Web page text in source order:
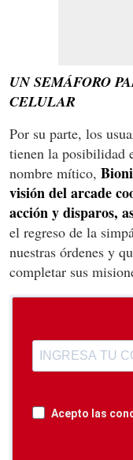
UN SEMÁFORO
CELULAR
Por su parte, los
tienen la posibilidad
nombre mítico,
visión del arcade
acción y disparos,
el regreso de la
nuestras órdenes y
completar sus
Acepto las